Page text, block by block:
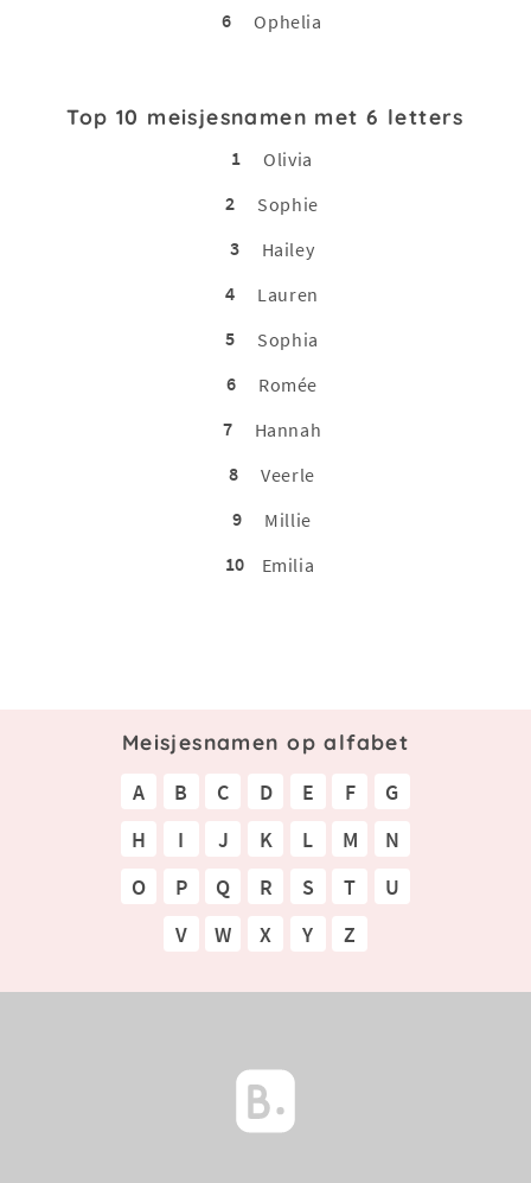
6
Ophelia
Top 10 meisjesnamen met 6 letters
1
Olivia
2
Sophie
3
Hailey
4
Lauren
5
Sophia
6
Romée
7
Hannah
8
Veerle
9
Millie
10
Emilia
Meisjesnamen op alfabet
A B C D E F
G
H
I J K L M
N
O
P Q R S T
U
V
W X Y Z